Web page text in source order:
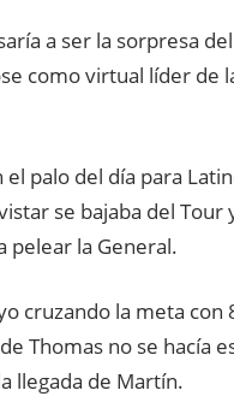
a ser la sorpresa
como virtual líder de
palo del día para
se bajaba del Tour
pelear la General.
cruzando la meta
Thomas no se hacía
llegada de Martín.